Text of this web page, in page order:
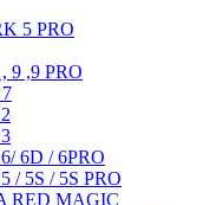
5 PRO
9 ,9 PRO
6D / 6PRO
/ 5S / 5S PRO
RED MAGIC